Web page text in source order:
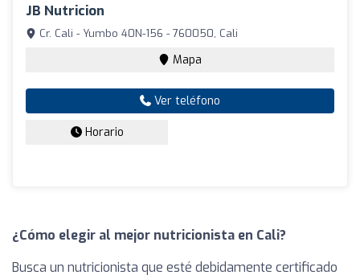
JB Nutricion
Cr. Cali - Yumbo 40N-156 - 760050, Cali
Mapa
Ver teléfono
Horario
¿Cómo elegir al mejor nutricionista en Cali?
Busca un nutricionista que esté debidamente certificado